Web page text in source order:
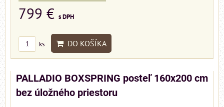
799 € s DPH
ks DO KOŠÍKA
PALLADIO BOXSPRING posteľ 160x200 cm
bez úložného priestoru